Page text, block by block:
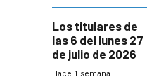
Los titulares de
las 6 del lunes 27
de julio de 2026
Hace 1 semana